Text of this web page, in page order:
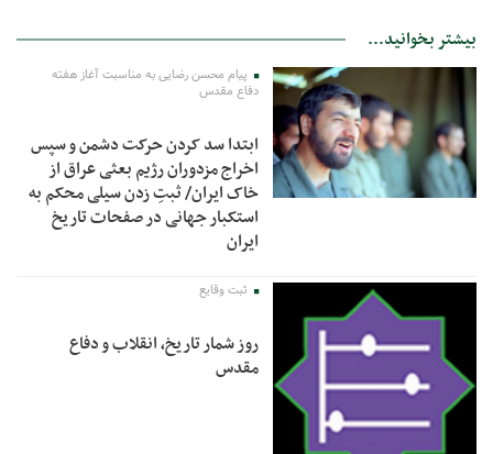
بیشتر بخوانید...
پیام محسن رضایی به مناسبت آغاز هفته
دفاع مقدس
ابتدا سد کردن حرکت دشمن و سپس
اخراج مزدوران رژیم بعثی عراق از
خاک ایران/ ثبتِ زدن سیلی محکم به
استکبار جهانی در صفحات تاریخ
ایران
ثبت وقایع
روز شمار تاریخ، انقلاب و دفاع
مقدس